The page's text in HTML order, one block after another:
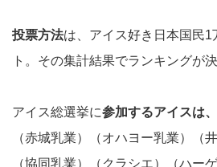
投票方法は、アイス好き日本国民1
ト。その集計結果でランキングが
アイス総選挙に参加するアイスは
（赤城乳業）（オハヨー乳業）（
（協同乳業）（クラシエ）（ハー